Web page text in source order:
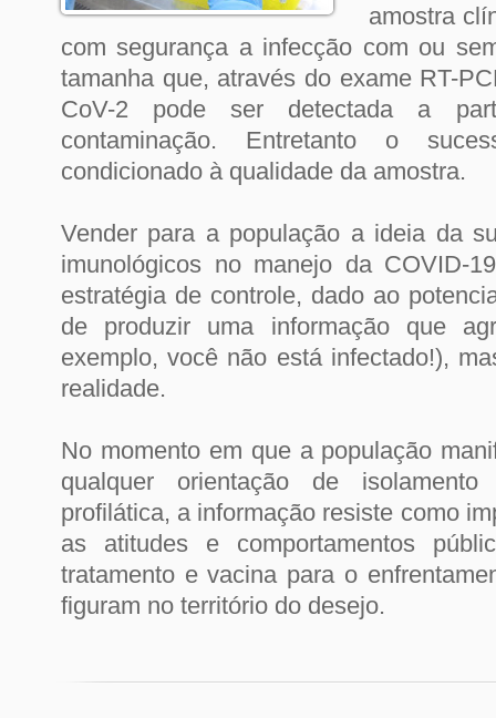
amostra
com segurança a infecção com ou
tamanha que, através do exame RT-
CoV-2 pode ser detectada a
contaminação. Entretanto o
condicionado à qualidade da amostra.
Vender para a população a ideia da
imunológicos no manejo da COVID-
estratégia de controle, dado ao
de produzir uma informação que
exemplo, você não está infectado!),
realidade.
No momento em que a população
qualquer orientação de
profilática, a informação resiste como
as atitudes e comportamentos
tratamento e vacina para o
figuram no território do desejo.